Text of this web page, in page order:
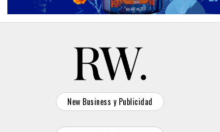
New Business y Publicidad